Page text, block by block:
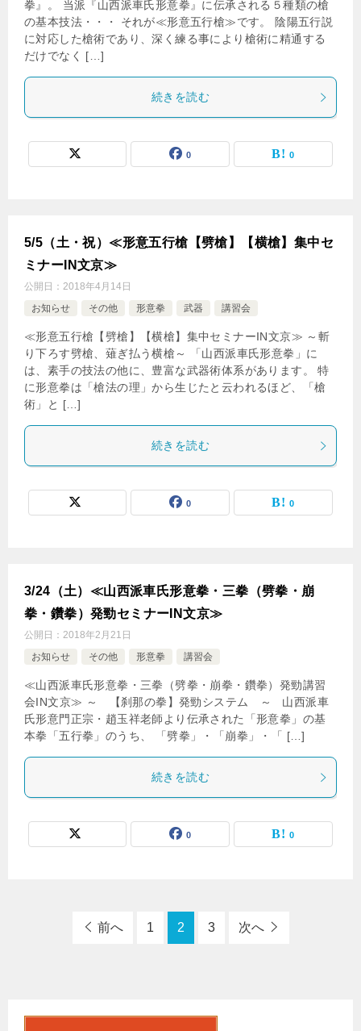
拳』。 当派『山西派車氏形意拳』に伝承される５種類の槍
の基本技法・・・ それが≪形意五行槍≫です。 陰陽五行説
に対応した槍術であり、深く練る事により槍術に精通する
だけでなく […]
続きを読む
0 0
5/5（土・祝）≪形意五行槍【劈槍】【横槍】集中セ
ミナーIN文京≫
公開日： 2018年4月14日
お知らせ
その他 形意拳 武器 講習会
≪形意五行槍【劈槍】【横槍】集中セミナーIN文京≫ ～斬
り下ろす劈槍、薙ぎ払う横槍～ 「山西派車氏形意拳」に
は、素手の技法の他に、豊富な武器術体系があります。 特
に形意拳は「槍法の理」から生じたと云われるほど、「槍
術」と […]
続きを読む
0 0
3/24（土）≪山西派車氏形意拳・三拳（劈拳・崩
拳・鑽拳）発勁セミナーIN文京≫
公開日： 2018年2月21日
お知らせ
その他 形意拳 講習会
≪山西派車氏形意拳・三拳（劈拳・崩拳・鑽拳）発勁講習
会IN文京≫ ～ 【刹那の拳】発勁システム ～ 山西派車
氏形意門正宗・趙玉祥老師より伝承された「形意拳」の基
本拳「五行拳」のうち、 「劈拳」・「崩拳」・「 […]
続きを読む
0 0
前へ 1 2 3 次へ